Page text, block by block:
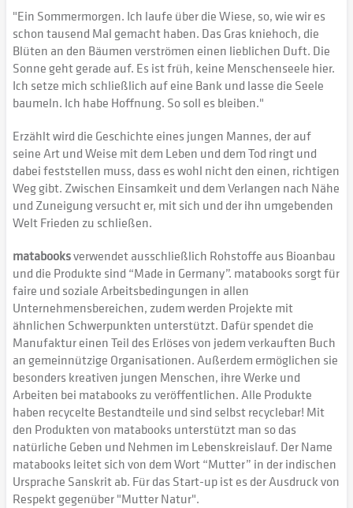
"Ein Sommermorgen. Ich laufe über die Wiese, so, wie wir es
schon tausend Mal gemacht haben. Das Gras kniehoch, die
Blüten an den Bäumen verströmen einen lieblichen Duft. Die
Sonne geht gerade auf. Es ist früh, keine Menschenseele hier.
Ich setze mich schließlich auf eine Bank und lasse die Seele
baumeln. Ich habe Hoffnung. So soll es bleiben."
Erzählt wird die Geschichte eines jungen Mannes, der auf
seine Art und Weise mit dem Leben und dem Tod ringt und
dabei feststellen muss, dass es wohl nicht den einen, richtigen
Weg gibt. Zwischen Einsamkeit und dem Verlangen nach Nähe
und Zuneigung versucht er, mit sich und der ihn umgebenden
Welt Frieden zu schließen.
matabooksverwendet ausschließlich Rohstoffe aus Bioanbau
und die Produkte sind “Made in Germany”. matabooks sorgt für
faire und soziale Arbeitsbedingungen in allen
Unternehmensbereichen, zudem werden Projekte mit
ähnlichen Schwerpunkten unterstützt. Dafür spendet die
Manufaktur einen Teil des Erlöses von jedem verkauften Buch
an gemeinnützige Organisationen. Außerdem ermöglichen sie
besonders kreativen jungen Menschen, ihre Werke und
Arbeiten bei matabooks zu veröffentlichen. Alle Produkte
haben recycelte Bestandteile und sind selbst recyclebar! Mit
den Produkten von matabooks unterstützt man so das
natürliche Geben und Nehmen im Lebenskreislauf. Der Name
matabooks leitet sich von dem Wort “Mutter” in der indischen
Ursprache Sanskrit ab. Für das Start-up ist es der Ausdruck von
Respekt gegenüber "Mutter Natur".